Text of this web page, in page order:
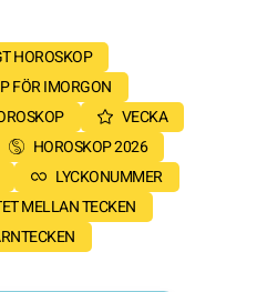
HOROSKOP
FÖR IMORGON
VECKA
HOROSKOP 2026
LYCKONUMMER
MELLAN TECKEN